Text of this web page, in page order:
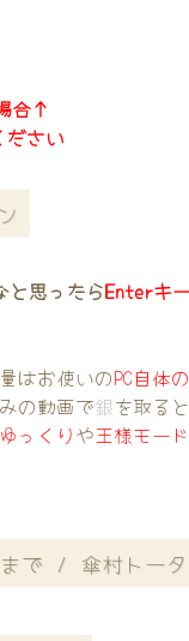
合↑
ださい
と思ったらEnterキ
はお使いのPC自体
の動画で銀を取る
ゆっくりや王様モー
まで / 傘村トータ